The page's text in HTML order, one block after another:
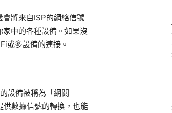
將來自ISP的網絡信號
中的各種設備。如果沒
或多設備的連接。
設備被稱為「網關
供數據信號的轉換，也能